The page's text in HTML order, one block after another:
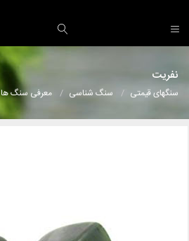
نفریت
سنگهای قیمتی سنگ شناسی معرفی سنگ ها